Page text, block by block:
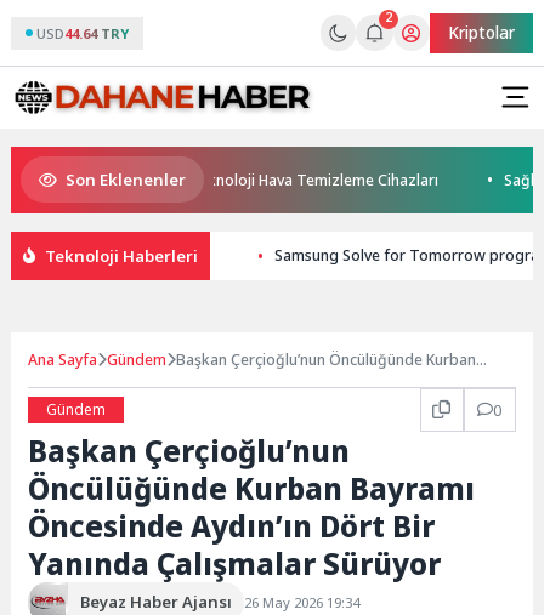
USD44.64 TRY
2
Kriptolar
Son Eklenenler
Group’tan İleri Teknoloji Hava Temizleme Cihazları
Teknoloji Haberleri Samsung Solve for Tomorrow
Ana Sayfa Gündem Başkan Çerçioğlu’nun Öncülüğünde Kurban
Gündem 0
Başkan Çerçioğlu’nun
Öncülüğünde Kurban Bayramı
Öncesinde Aydın’ın Dört Bir
Yanında Çalışmalar Sürüyor
Beyaz Haber Ajansı
26 May 2026 19:34